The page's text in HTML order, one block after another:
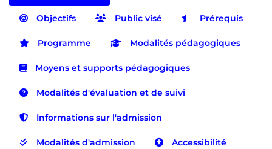
Objectifs Public visé Prérequis
Programme Modalités pédagogiques
Moyens et supports pédagogiques
Modalités d'évaluation et de suivi
Informations sur l'admission
Modalités d'admission Accessibilité